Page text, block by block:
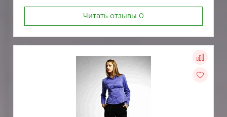
Читать отзывы 0